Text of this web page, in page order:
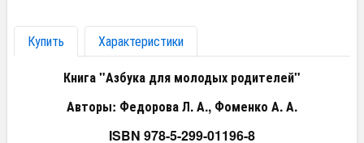
Купить
Характеристики
Книга "Азбука для молодых родителей"
Авторы: Федорова Л. А., Фоменко А. А.
ISBN 978-5-299-01196-8